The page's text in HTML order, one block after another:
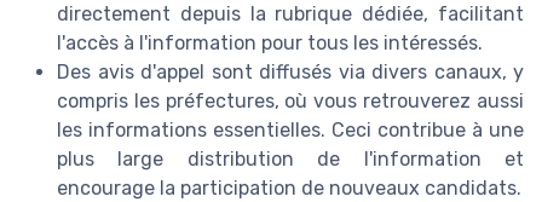
directement depuis la rubrique dédiée, facilitant
l'accès à l'information pour tous les intéressés.
Des avis d'appel sont diffusés via divers canaux, y
compris les préfectures, où vous retrouverez aussi
les informations essentielles. Ceci contribue à une
plus large distribution de l'information et
encourage la participation de nouveaux candidats.